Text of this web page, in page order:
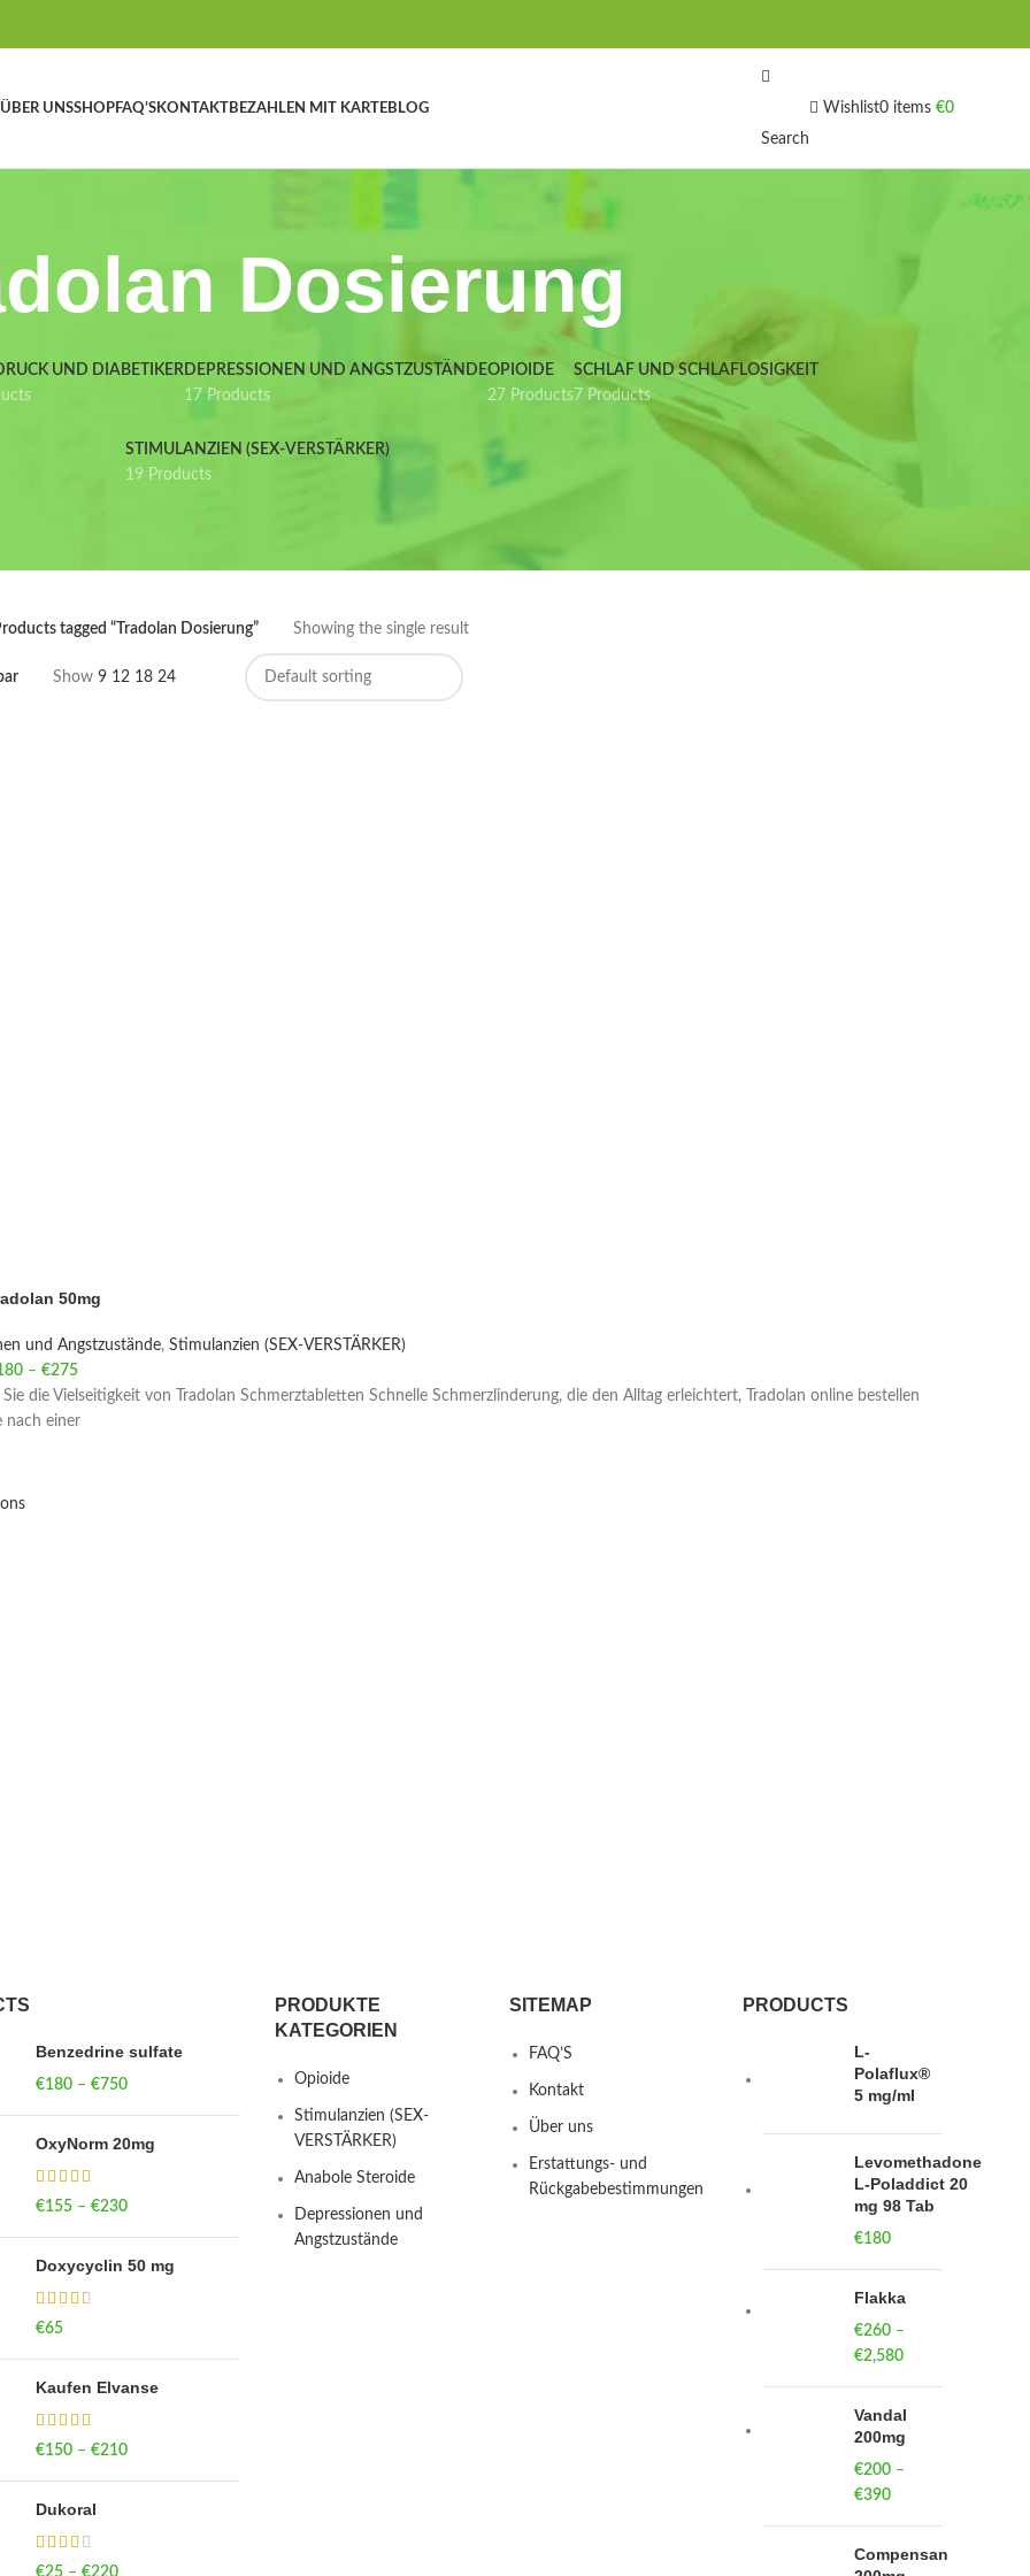
ÜBER UNSSHOPFAQ’SKONTAKTBEZAHLEN MIT KARTEBLOG
Search
Wishlist0 items €0
Dosierung
UND DIABETIKERDEPRESSIONEN UND ANGSTZUSTÄNDE
17 Products
OPIOIDE
27 Products
SCHLAF UND SCHLAFLOSIGKEIT
7 Products
STIMULANZIEN (SEX-VERSTÄRKER)
19 Products
tagged “Tradolan Dosierung” Showing the single result
Show 9 12 18 24
50mg
und Angstzustände, Stimulanzien (SEX-VERSTÄRKER)
– €275Price range: €180 through €275
Sie die Vielseitigkeit von Tradolan Schmerztabletten Schnelle Schmerzlinderung, die den Alltag erleichtert, Tradolan online bestellen
nach einer
Benzedrine sulfate
€180 – €750Price range: €180
OxyNorm 20mg
€155 – €230Price range: €155
Doxycyclin 50 mg
€65
Kaufen Elvanse
€150 – €210Price range: €150
Dukoral
PRODUKTE
KATEGORIEN
Opioide
Stimulanzien (SEX-
VERSTÄRKER)
Anabole Steroide
Depressionen und
Angstzustände
SITEMAP
FAQ’S
Kontakt
Über uns
Erstattungs- und
Rückgabebestimmungen
PRODUCTS
L-
Polaflux®
5 mg/ml
Levomethadone
L-Poladdict 20
mg 98 Tab
€180
Flakka
€260 –
€2,580
€260
through
Vandal
200mg
€200 –
€390
through
Compensan